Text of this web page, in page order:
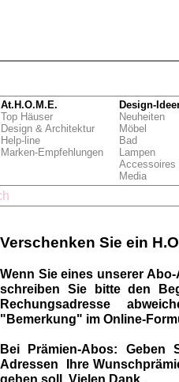
At.H.O.M.E.
Top Häuser
Design & Architektur
Help-line
Marken-Empfehlungen
Design-
Neuheiten
Möbel
Bad
Lampen
Accessoires
Media
Verschenken Sie ein
Wenn Sie eines unserer
schreiben Sie bitte den
Rechungsadresse
"Bemerkung" im Online-
Bei Prämien-Abos:
Geben
Adressen Ihre
gehen soll. Vielen Dank.